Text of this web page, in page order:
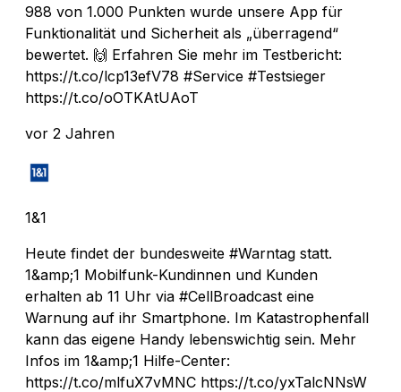
988 von 1.000 Punkten wurde unsere App für
Funktionalität und Sicherheit als „überragend“
bewertet. 🙌 Erfahren Sie mehr im Testbericht:
https://t.co/lcp13efV78 #Service #Testsieger
https://t.co/oOTKAtUAoT
vor 2 Jahren
1&1
Heute findet der bundesweite #Warntag statt.
1&amp;1 Mobilfunk-Kundinnen und Kunden
erhalten ab 11 Uhr via #CellBroadcast eine
Warnung auf ihr Smartphone. Im Katastrophenfall
kann das eigene Handy lebenswichtig sein. Mehr
Infos im 1&amp;1 Hilfe-Center:
https://t.co/mlfuX7vMNC https://t.co/yxTalcNNsW